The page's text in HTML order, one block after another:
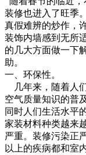
装修也进入了旺季
真假难辨的炒作，
装饰内墙感到无所
的几大方面做一下
助。
一、环保性。
几年来，随着人
空气质量知识的普
同时人们生活水平
家装材料种类越来
严重。装修污染正
以上的疾病都和室